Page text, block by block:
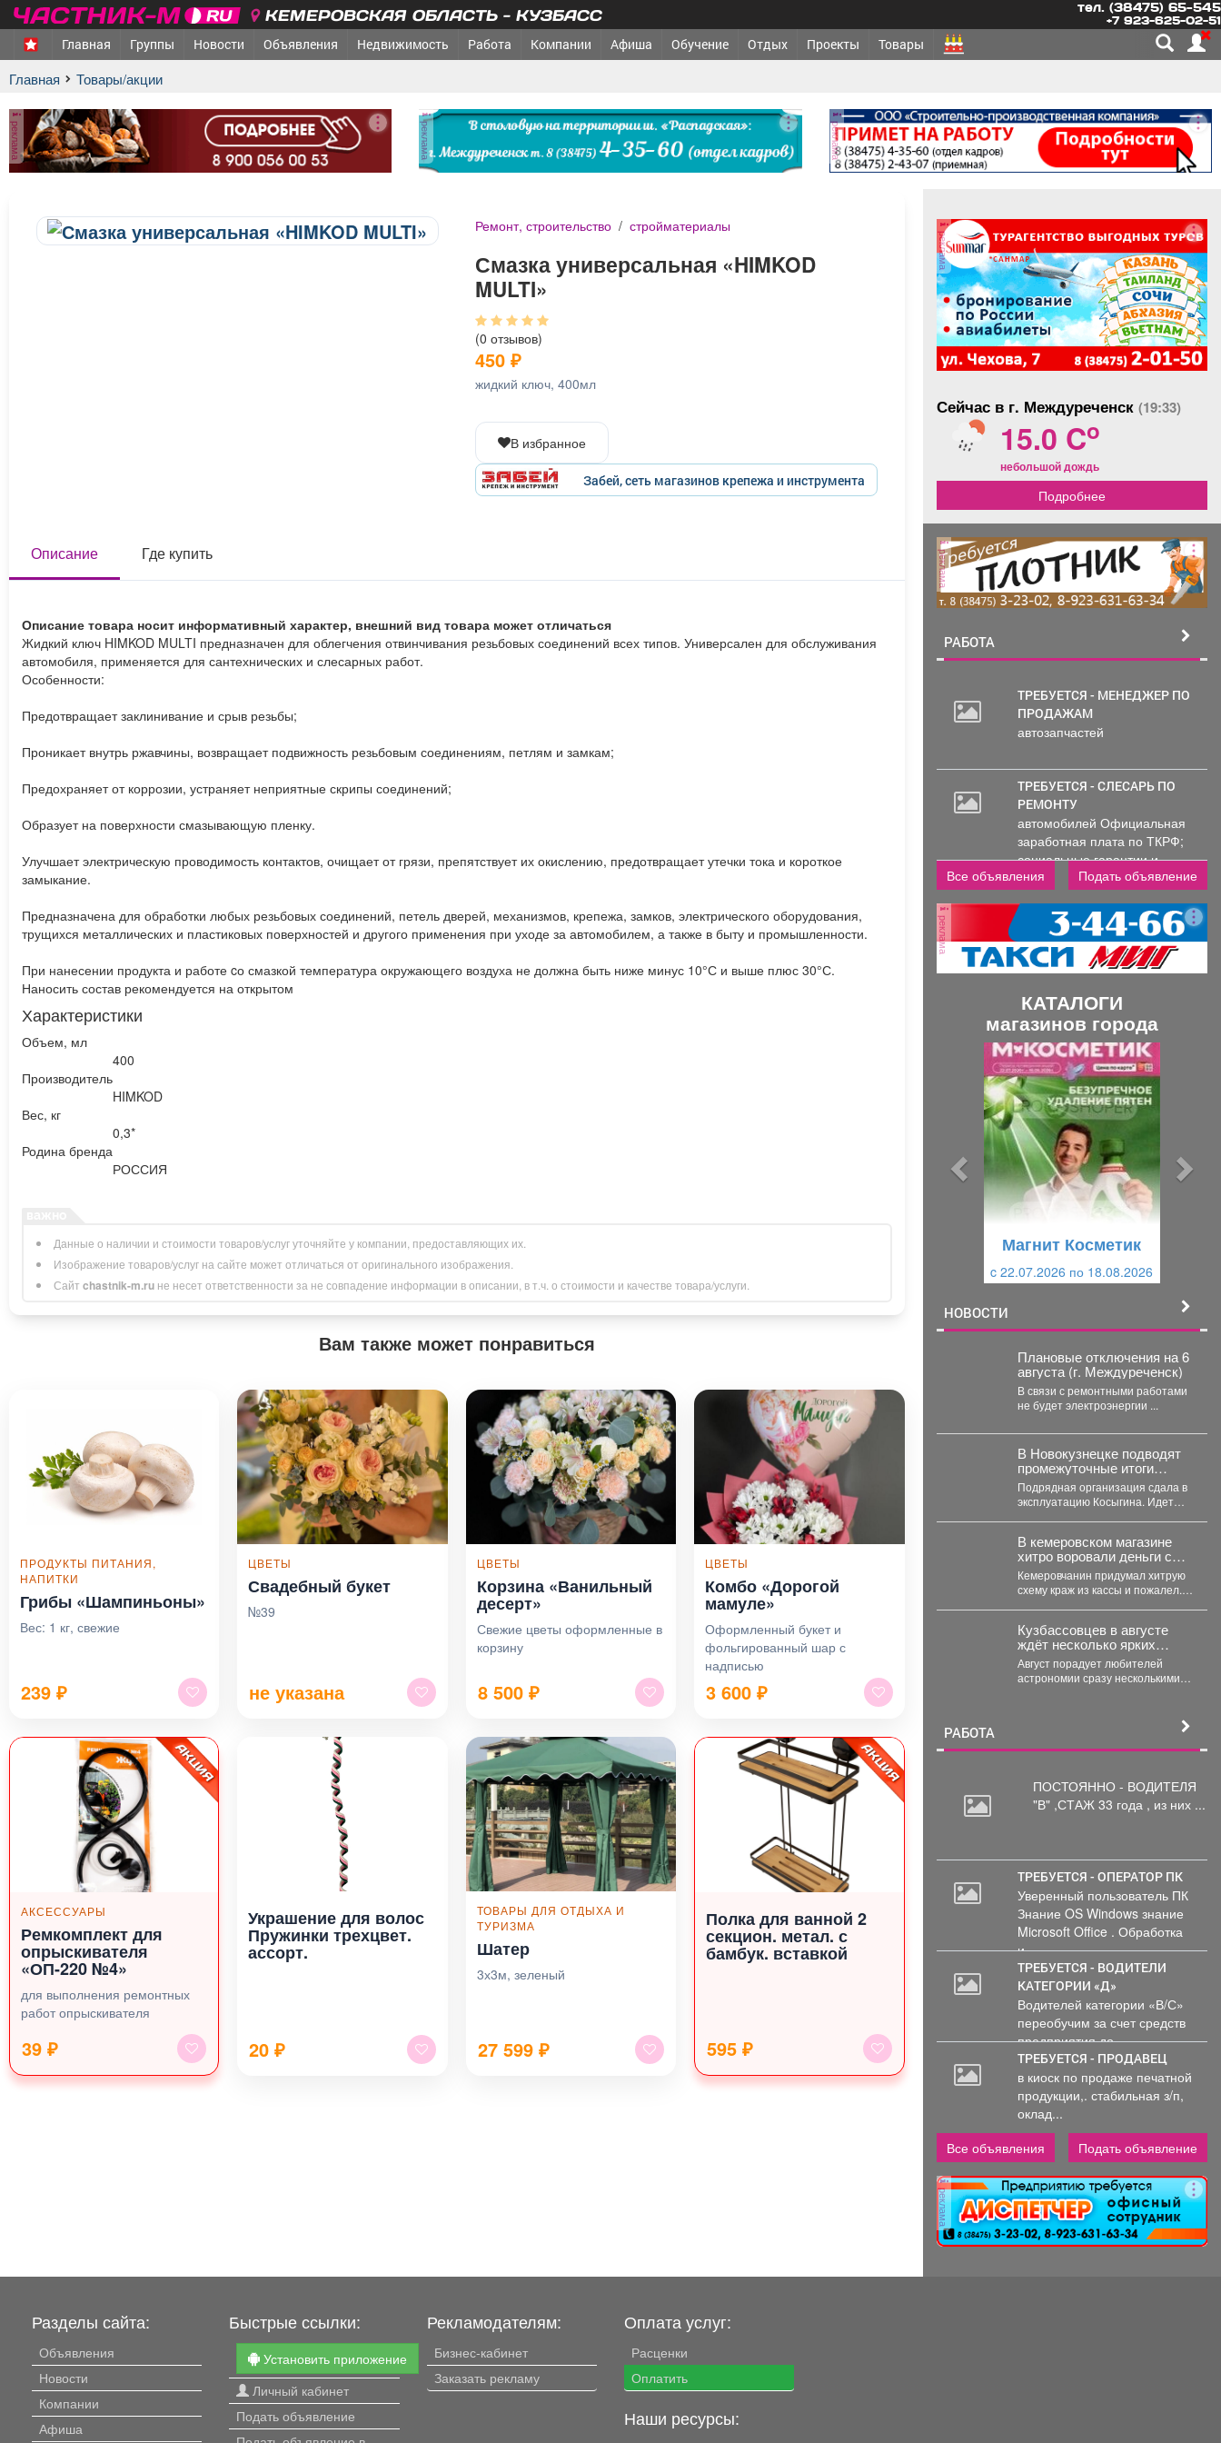
КЕМЕРОВСКАЯ ОБЛАСТЬ - КУЗБАСС тел. (38475) 65-545
+7 923-625-02-51
Главная Группы Новости Объявления Недвижимость Работа Компании Афиша Обучение Отдых Проекты Товары
Главная Товары/акции
реклама реклама реклама
Ремонт, строительство / стройматериалы
Смазка универсальная «HIMKOD
MULTI»
(0 отзывов)
450₽
жидкий ключ, 400мл
В избранное
Забей, сеть магазинов крепежа и инструмента
Описание Где купить
Описание товара носит информативный характер, внешний вид товара может отличаться
Жидкий ключ HIMKOD MULTI предназначен для облегчения отвинчивания резьбовых соединений всех типов. Универсален для обслуживания
автомобиля, применяется для сантехнических и слесарных работ.
Особенности:
Предотвращает заклинивание и срыв резьбы;
Проникает внутрь ржавчины, возвращает подвижность резьбовым соединениям, петлям и замкам;
Предохраняет от коррозии, устраняет неприятные скрипы соединений;
Образует на поверхности смазывающую пленку.
Улучшает электрическую проводимость контактов, очищает от грязи, препятствует их окислению, предотвращает утечки тока и короткое
замыкание.
Предназначена для обработки любых резьбовых соединений, петель дверей, механизмов, крепежа, замков, электрического оборудования,
трущихся металлических и пластиковых поверхностей и другого применения при уходе за автомобилем, а также в быту и промышленности.
При нанесении продукта и работе cо смазкой температура окружающего воздуха не должна быть ниже минус 10°С и выше плюс 30°С.
Наносить состав рекомендуется на открытом
Характеристики
Объем, мл
400
Производитель
HIMKOD
Вес, кг
0,3*
Родина бренда
РОССИЯ
Данные о наличии и стоимости товаров/услуг уточняйте у компании, предоставляющих их.
Изображение товаров/услуг на сайте может отличаться от оригинального изображения.
Сайт chastnik-m.ru не несет ответственности за не совпадение информации в описании, в т.ч. о стоимости и качестве товара/услуги.
Вам также может понравиться
ПРОДУКТЫ ПИТАНИЯ,
НАПИТКИ
Грибы «Шампиньоны»
Вес: 1 кг, свежие
239 ₽
ЦВЕТЫ
Свадебный букет
№39
не указана
ЦВЕТЫ
Корзина «Ванильный
десерт»
Свежие цветы оформленные в
корзину
8 500₽
ЦВЕТЫ
Комбо «Дорогой
мамуле»
Оформленный букет и
фольгированный шар с
надписью
3 600 ₽
АКСЕССУАРЫ
Ремкомплект для
опрыскивателя
«ОП-220 №4»
для выполнения ремонтных
работ опрыскивателя
39 ₽
Украшение для волос
Пружинки трехцвет.
ассорт.
20 ₽
ТОВАРЫ ДЛЯ ОТДЫХА И
ТУРИЗМА
Шатер
3х3м, зеленый
27 599₽
Полка для ванной 2
секцион. метал. с
бамбук. вставкой
595 ₽
реклама
Сейчас в г. Междуреченск (19:33)
15.0 Co
небольшой дождь
Подробнее
реклама
РАБОТА
ТРЕБУЕТСЯ - МЕНЕДЖЕР ПО
ПРОДАЖАМ
автозапчастей
ТРЕБУЕТСЯ - СЛЕСАРЬ ПО
РЕМОНТУ
автомобилей Официальная
заработная плата по ТКРФ;
социальные гарантии и
уверенность в...
Все объявления
Подать объявление
реклама
КАТАЛОГИ
магазинов города
Магнит Косметик
c 22.07.2026 по 18.08.2026
НОВОСТИ
Плановые отключения на 6
августа (г. Междуреченск)
В связи с ремонтными работами
не будет электроэнергии ...
В Новокузнецке подводят
промежуточные итоги
дорожного сезона.
Подрядная организация сдала в
эксплуатацию Косыгина. Идет
Продолжается...
В кемеровском магазине
хитро воровали деньги с
помощью оставленных
чеков
Кемеровчанин придумал хитрую
схему краж из кассы и пожалел. В
Кузбассовцев в августе
ждёт несколько ярких
астрономических событий
Август порадует любителей
астрономии сразу несколькими
РАБОТА
ПОСТОЯННО - ВОДИТЕЛЯ
"В" ,СТАЖ 33 года , из них ...
ТРЕБУЕТСЯ - ОПЕРАТОР ПК
Уверенный пользователь ПК
Знание OS Windows знание
Microsoft Office . Обработка
и...
ТРЕБУЕТСЯ - ВОДИТЕЛИ
КАТЕГОРИИ «Д»
Водителей категории «В/С»
переобучим за счет средств
предприятия до...
ТРЕБУЕТСЯ - ПРОДАВЕЦ
в киоск по продаже печатной
продукции,. стабильная з/п,
оклад...
Все объявления
Подать объявление
реклама
Разделы сайта:
Объявления
Новости
Компании
Афиша
Быстрые ссылки:
Установить приложение
Личный кабинет
Подать объявление
Рекламодателям:
Бизнес-кабинет
Заказать рекламу
Оплата услуг:
Расценки
Оплатить
Наши ресурсы: